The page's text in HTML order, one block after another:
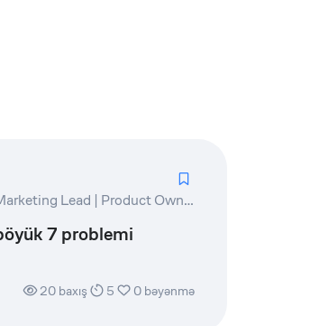
Marketing and PR Expert | Digital Marketing Lead | Product Owner | Writer
7 problemi
20 baxış 5 0 bəyənmə